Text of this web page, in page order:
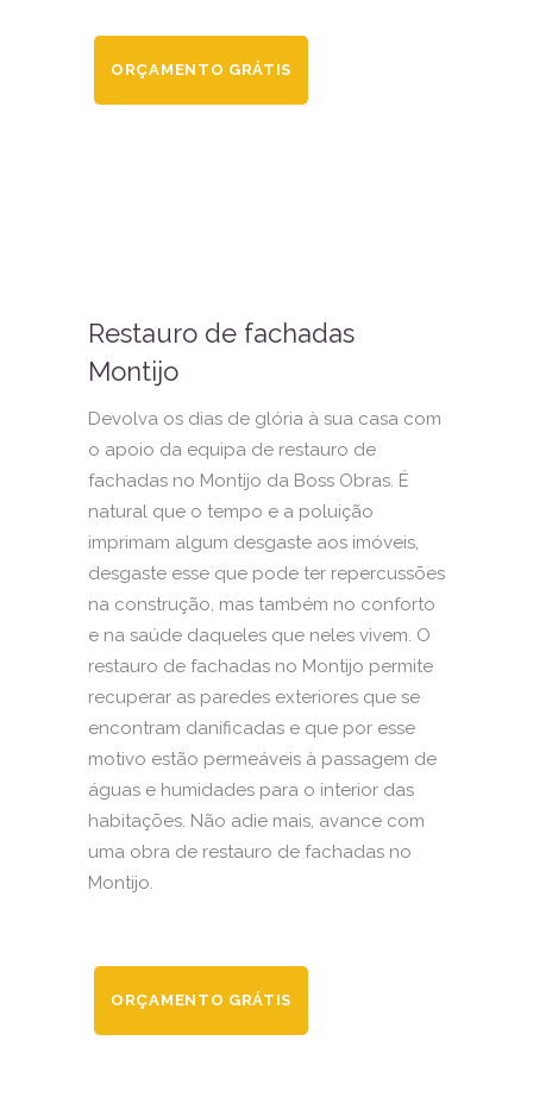
ORÇAMENTO GRÁTIS
Restauro de fachadas
Montijo
Devolva os dias de glória à sua casa com
o apoio da equipa de restauro de
fachadas no Montijo da Boss Obras. É
natural que o tempo e a poluição
imprimam algum desgaste aos imóveis,
desgaste esse que pode ter repercussões
na construção, mas também no conforto
e na saúde daqueles que neles vivem. O
restauro de fachadas no Montijo permite
recuperar as paredes exteriores que se
encontram danificadas e que por esse
motivo estão permeáveis à passagem de
águas e humidades para o interior das
habitações. Não adie mais, avance com
uma obra de restauro de fachadas no
Montijo.
ORÇAMENTO GRÁTIS